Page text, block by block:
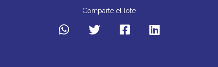
Comparte el lote